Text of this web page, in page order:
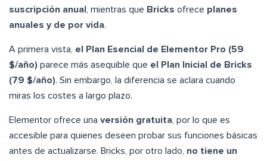
suscripción anual , mientras que Bricks ofrece planes
anuales y de por vida.
A primera vista, el Plan Esencial de Elementor Pro (59
$/año) parece más asequible que el Plan Inicial de Bricks
(79 $/año). Sin embargo, la diferencia se aclara cuando
miras los costes a largo plazo.
Elementor ofrece una versión gratuita, por lo que es
accesible para quienes deseen probar sus funciones básicas
antes de actualizarse. Bricks, por otro lado, no tiene un